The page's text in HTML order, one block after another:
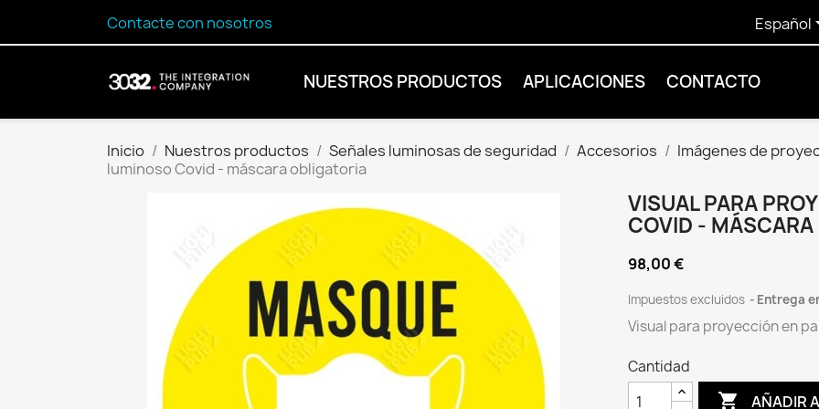
Contacte con nosotros Español
NUESTROS PRODUCTOS APLICACIONES CONTACTO
Inicio Nuestros productos Señales luminosas de seguridad Accesorios Imágenes de
luminoso Covid - máscara obligatoria
VISUAL PARA
COVID -
98,00 €
Impuestos excluidos Entrega
Visual para proyección en
Cantidad
 AÑADIR